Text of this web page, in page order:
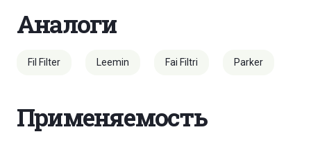
Аналоги
Fil Filter Leemin Fai Filtri Parker
Применяемость